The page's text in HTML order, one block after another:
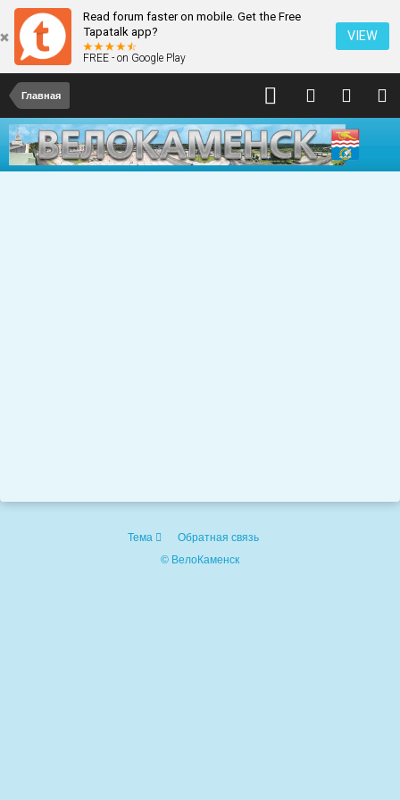
Read forum faster on mobile. Get the Free
Tapatalk app?
FREE - on Google Play
VIEW
Главная
Тема
Обратная связь
© ВелоКаменск